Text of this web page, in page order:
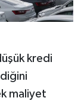
kredi
maliyet